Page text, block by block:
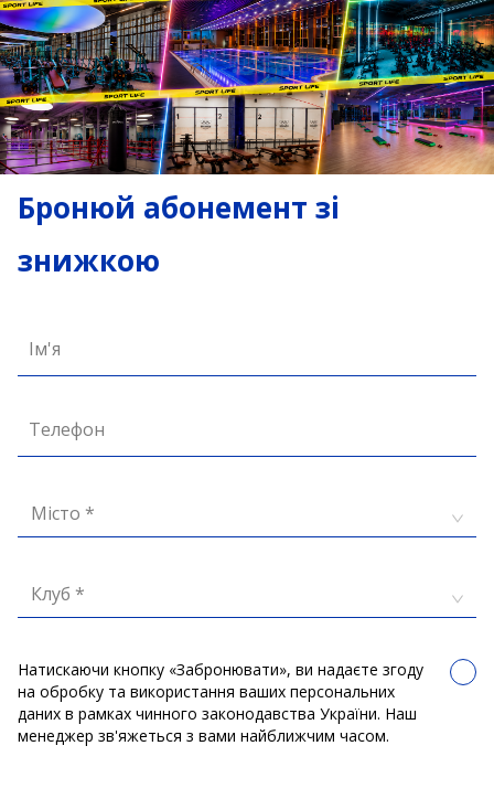
Бронюй абонемент зі
знижкою
Ім'я
Телефон
Місто *
Клуб *
Натискаючи кнопку «Забронювати», ви надаєте згоду
на обробку та використання ваших персональних
даних в рамках чинного законодавства України. Наш
менеджер зв'яжеться з вами найближчим часом.